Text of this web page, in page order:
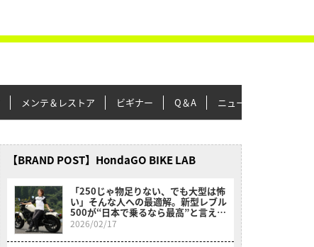
メンテ＆レストア ビギナー Q＆A ニュース＆トピックス
【BRAND POST】HondaGO BIKE LAB
「250じゃ物足りない、でも大型は怖
い」そんな人への最適解。新型レブル
500が“日本で乗るなら最高”と言える
理由【レーシング女子岡崎静夏試乗】
2026/02/17